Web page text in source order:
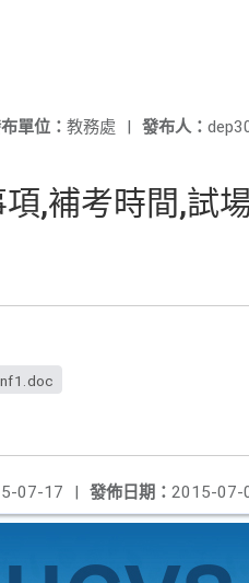
發布人：
單位： 教務處 |
,補考時間,試
發佈日期： 2015-07-
07-17 |